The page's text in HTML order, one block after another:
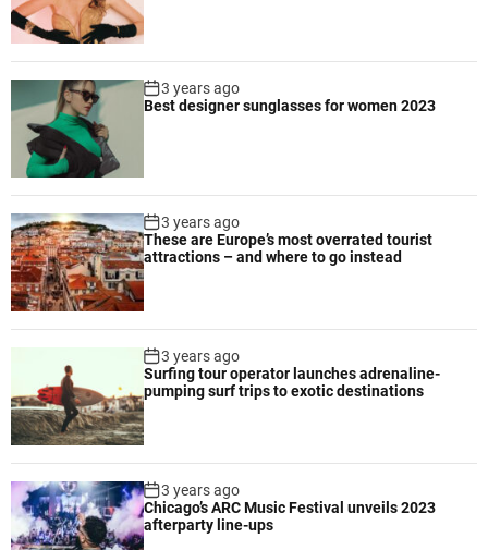
3 years ago
Best designer sunglasses for women 2023
3 years ago
These are Europe’s most overrated tourist
attractions – and where to go instead
3 years ago
Surfing tour operator launches adrenaline-
pumping surf trips to exotic destinations
3 years ago
Chicago’s ARC Music Festival unveils 2023
afterparty line-ups